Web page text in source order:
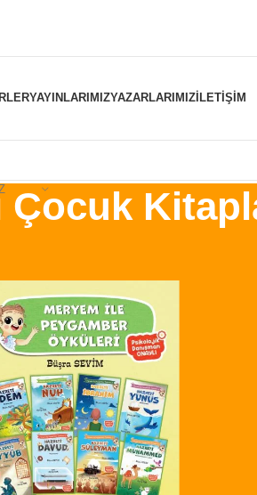
YAYINLARIMIZYAZARLARIMIZİLETIŞIM
Çocuk
Ürünler “Pedagog Onaylı Çocuk